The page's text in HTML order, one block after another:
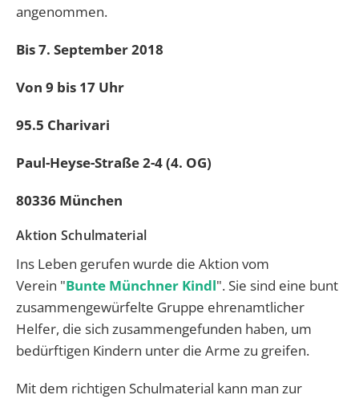
angenommen.
Bis 7. September 2018
Von 9 bis 17 Uhr
95.5 Charivari
Paul-Heyse-Straße 2-4 (4. OG)
80336 München
Aktion Schulmaterial
Ins Leben gerufen wurde die Aktion vom
Verein "Bunte Münchner Kindl". Sie sind eine bunt
zusammengewürfelte Gruppe ehrenamtlicher
Helfer, die sich zusammengefunden haben, um
bedürftigen Kindern unter die Arme zu greifen.
Mit dem richtigen Schulmaterial kann man zur